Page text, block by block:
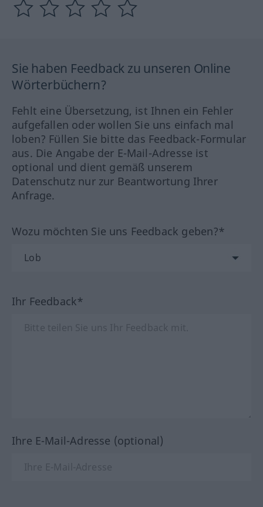
Sie haben Feedback zu unseren Online
Wörterbüchern?
Fehlt eine Übersetzung, ist Ihnen ein Fehler
aufgefallen oder wollen Sie uns einfach mal
loben? Füllen Sie bitte das Feedback-Formular
aus. Die Angabe der E-Mail-Adresse ist
optional und dient gemäß unserem
Datenschutz nur zur Beantwortung Ihrer
Anfrage.
Wozu möchten Sie uns Feedback geben?*
Ihr Feedback*
Ihre E-Mail-Adresse (optional)